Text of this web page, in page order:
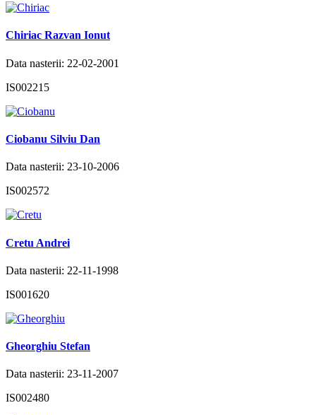
Chiriac Razvan Ionut
Data nasterii: 22-02-2001
IS002215
Ciobanu Silviu Dan
Data nasterii: 23-10-2006
IS002572
Cretu Andrei
Data nasterii: 22-11-1998
IS001620
Gheorghiu Stefan
Data nasterii: 23-11-2007
IS002480